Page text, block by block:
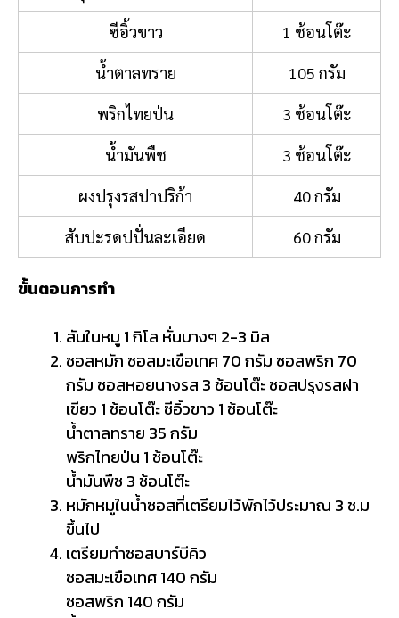
ซีอิ้วขาว
1 ช้อนโต๊ะ
น้ำตาลทราย
105 กรัม
พริกไทยป่น
3 ช้อนโต๊ะ
น้ำมันพืช
3 ช้อนโต๊ะ
ผงปรุงรสปาปริก้า
40 กรัม
สับปะรดปปั่นละเอียด
60 กรัม
ขั้นตอนการทำ
สันในหมู 1 กิโล หั่นบางๆ 2-3 มิล
ซอสหมัก ซอสมะเขือเทศ 70 กรัม ซอสพริก 70
กรัม ซอสหอยนางรส 3 ช้อนโต๊ะ ซอสปรุงรสฝา
เขียว 1 ช้อนโต๊ะ ซีอิ้วขาว 1 ช้อนโต๊ะ
น้ำตาลทราย 35 กรัม
พริกไทยป่น 1 ช้อนโต๊ะ
น้ำมันพืช 3 ช้อนโต๊ะ
หมักหมูในน้ำซอสที่เตรียมไว้พักไว้ประมาณ 3 ช.ม
ขึ้นไป
เตรียมทำซอสบาร์บีคิว
ซอสมะเขือเทศ 140 กรัม
ซอสพริก 140 กรัม